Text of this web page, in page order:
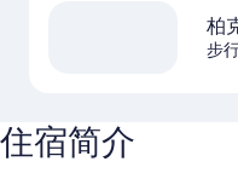
柏
步
住宿简介